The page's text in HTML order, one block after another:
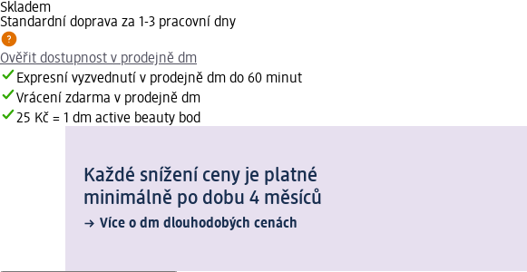
Skladem
Standardní doprava za 1-3 pracovní dny
Ověřit dostupnost v prodejně dm
Expresní vyzvednutí v prodejně dm do 60 minut
Vrácení zdarma v prodejně dm
25 Kč = 1 dm active beauty bod
Každé snížení ceny je platné
minimálně po dobu 4 měsíců
Více o dm dlouhodobých cenách